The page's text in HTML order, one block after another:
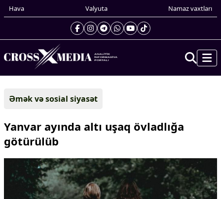
Hava Valyuta Namaz vaxtları
Gündəm
Xarici xəbərlər
Cənubi Qafqaz
Yaxın Şərq
Avropa
Amerika
Əmək və sosial siyasət
Yanvar ayında altı uşaq övladlığa
götürülüb